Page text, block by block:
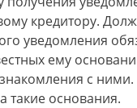
кредитору.
уведомления
ему
с
такие основания.